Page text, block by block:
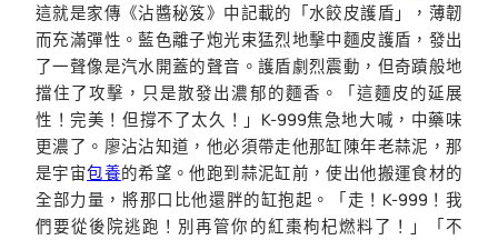
這就是家傳《沾醬秘笈》中記載的「水餃皮護盾」，薄韌
而充滿彈性。藍色離子炮光束猛烈地擊中麵皮護盾，發出
了一聲像是汽水開蓋的聲音。護盾劇烈震動，但奇蹟般地
擋住了攻擊，只是散發出濃郁的麵香。「這麵皮的延展
性！完美！但撐不了太久！」K-999焦急地大喊，中藥味
更濃了。廖沾沾知道，他必須帶走他那缸陳年老蒜泥，那
是宇宙包養的希望。他跑到蒜泥缸前，使出他搬運食材的
全部力量，將那口比他還胖的缸抱起。「走！K-999！我
們要從後院逃跑！別再管你的紅棗枸杞燃料了！」「不